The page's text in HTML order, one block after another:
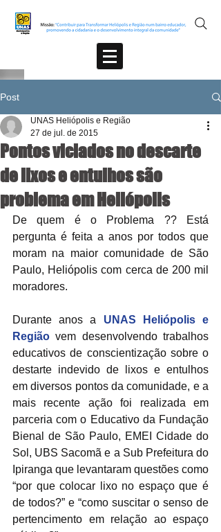
Post
Pontos viciados no descarte
de lixos e entulhos são
problema em Heliópolis
UNAS Heliópolis e Região
27 de jul. de 2015
De quem é o Problema ?? Está
pergunta é feita a anos por todos que
moram na maior comunidade de São
Paulo, Heliópolis com cerca de 200 mil
moradores.
Durante anos a UNAS Heliópolis​ e
Região vem desenvolvendo trabalhos
educativos de conscientização sobre o
destarte indevido de lixos e entulhos
em diversos pontos da comunidade, e a
mais recente ação foi realizada em
parceria com o Educativo da Fundação
Bienal de São Paulo, EMEI Cidade do
Sol, UBS Sacomã e a Sub Prefeitura do
Ipiranga que levantaram questões como
“por que colocar lixo no espaço que é
de todos?” e “como suscitar o senso de
pertencimento em relação ao espaço